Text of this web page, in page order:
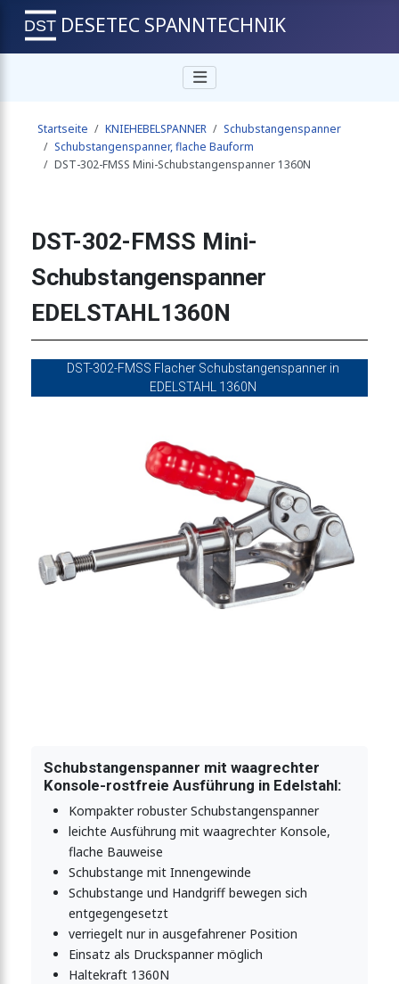
450N
400N
400N
820N
1360N
1600N
1600N
1600N
DESETEC SPANNTECHNIK
Startseite KNIEHEBELSPANNER
Schubstangenspanner
Schubstangenspanner, flache Bauform
DST-302-FMSS Mini-Schubstangenspanner 1360N
DST-302-FMSS Mini-
Schubstangenspanner
EDELSTAHL1360N
DST-302-FMSS Flacher Schubstangenspanner in
EDELSTAHL 1360N
Schubstangenspanner mit waagrechter
Konsole-rostfreie Ausführung in Edelstahl:
Kompakter robuster Schubstangenspanner
leichte Ausführung mit waagrechter Konsole,
flache Bauweise
Schubstange mit Innengewinde
Schubstange und Handgriff bewegen sich
entgegengesetzt
verriegelt nur in ausgefahrener Position
Einsatz als Druckspanner möglich
Haltekraft 1360N